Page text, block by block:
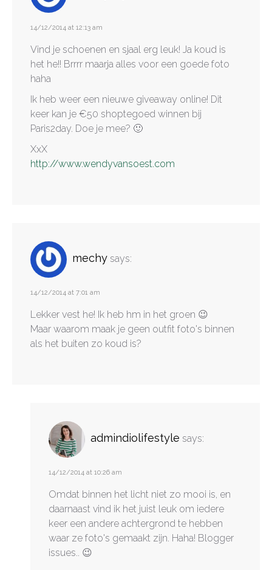
14/12/2014 at 12:13 am
Vind je schoenen en sjaal erg leuk! Ja koud is
het he!! Brrrr maarja alles voor een goede foto
haha
Ik heb weer een nieuwe giveaway online! Dit
keer kan je €50 shoptegoed winnen bij
Paris2day. Doe je mee? 🙂
XxX
http://www.wendyvansoest.com
mechy says:
14/12/2014 at 7:01 am
Lekker vest he! Ik heb hm in het groen 😉
Maar waarom maak je geen outfit foto's binnen
als het buiten zo koud is?
admindiolifestyle says:
14/12/2014 at 10:26 am
Omdat binnen het licht niet zo mooi is, en
daarnaast vind ik het juist leuk om iedere
keer een andere achtergrond te hebben
waar ze foto's gemaakt zijn. Haha! Blogger
issues.. 😉